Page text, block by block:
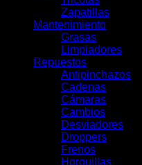
Zapatillas
Mantenimiento
Grasas
Limpiadores
Repuestos
Antipinchazos
Cadenas
Cámaras
Cambios
Desviadores
Droppers
Frenos
Horquillas